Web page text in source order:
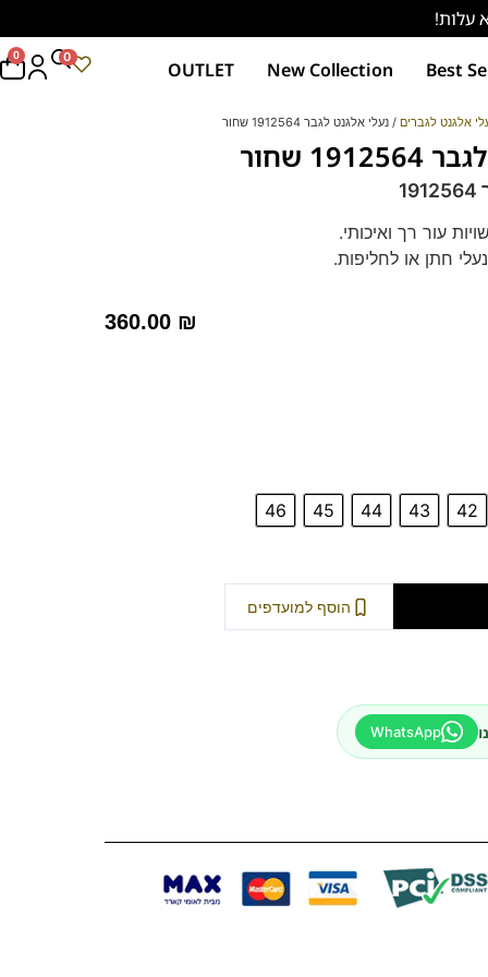
Best
New Collection
OUTLET
0 0
אלגנט לגברים / נעלי אלגנט לגבר 1912564 שחור
שחור
עור רך ואיכותי.
חתן או לחליפות.
360.00 ₪
42
43
44
45
46
הוסף למועדפים
WhatsApp